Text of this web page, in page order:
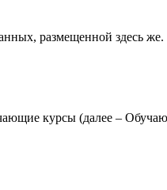
размещенной здесь же.
курсы (далее –